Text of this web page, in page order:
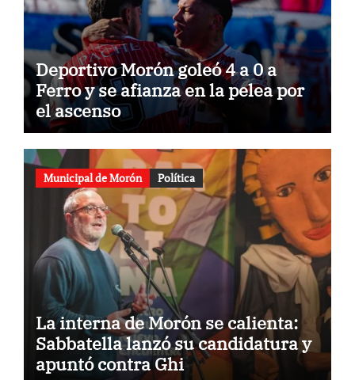
Deportivo Morón goleó 4 a 0 a
Ferro y se afianza en la pelea por
el ascenso
Municipal de Morón Política
La interna de Morón se calienta:
Sabbatella lanzó su candidatura y
apuntó contra Ghi